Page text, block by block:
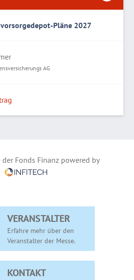
Pläne 2027
AG
der Fonds Finanz powered by
VERANSTALTER
Erfahre mehr über den
Veranstalter der Messe.
KONTAKT